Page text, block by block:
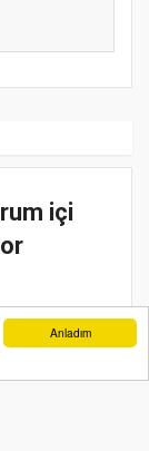
Anladım
içi